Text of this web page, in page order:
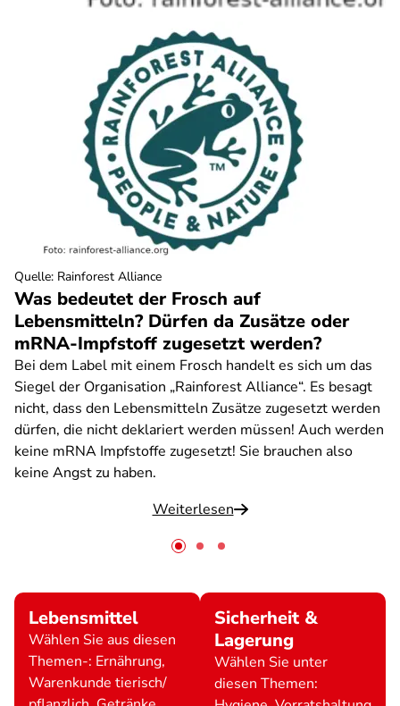
Was bedeutet der Frosch auf
Lebensmitteln? Dürfen da Zusätze oder
mRNA-Impfstoff zugesetzt werden?
Bei dem Label mit einem Frosch handelt es sich um das
Siegel der Organisation „Rainforest Alliance“. Es besagt
nicht, dass den Lebensmitteln Zusätze zugesetzt werden
dürfen, die nicht deklariert werden müssen! Auch werden
keine mRNA Impfstoffe zugesetzt! Sie brauchen also
keine Angst zu haben.
Weiterlesen
Quelle: Rainforest Alliance
Lebensmittel
Wählen Sie aus diesen
Themen-: Ernährung,
Warenkunde tierisch/
Sicherheit &
Lagerung
Wählen Sie unter
diesen Themen: